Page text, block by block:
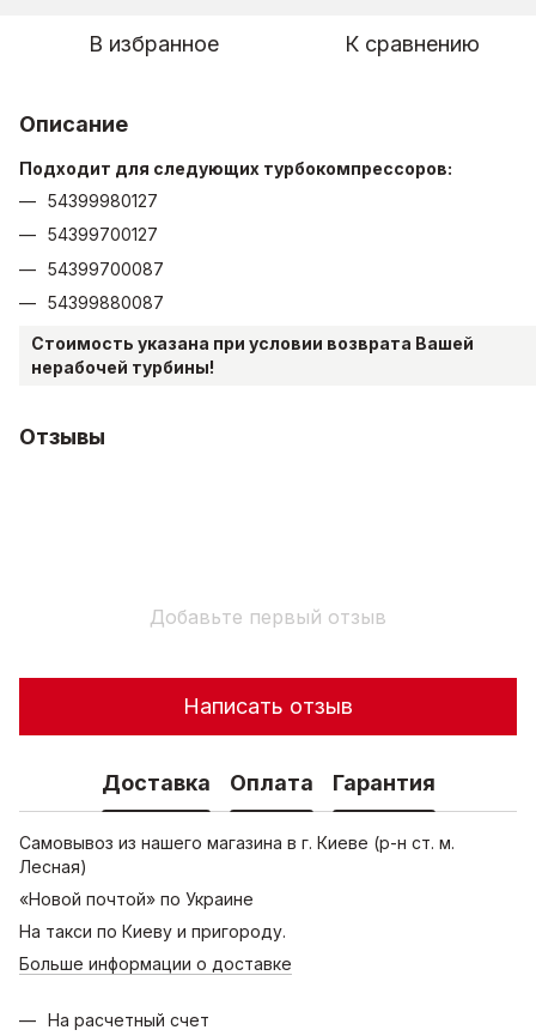
В избранное К сравнению
Описание
Подходит для следующих турбокомпрессоров:
54399980127
54399700127
54399700087
54399880087
Стоимость указана при условии возврата Вашей
нерабочей турбины!
Отзывы
Добавьте первый отзыв
Написать отзыв
Доставка Оплата Гарантия
Самовывоз из нашего магазина в г. Киеве (р-н ст. м.
Лесная)
«Новой почтой» по Украине
На такси по Киеву и пригороду.
Больше информации о доставке
На расчетный счет